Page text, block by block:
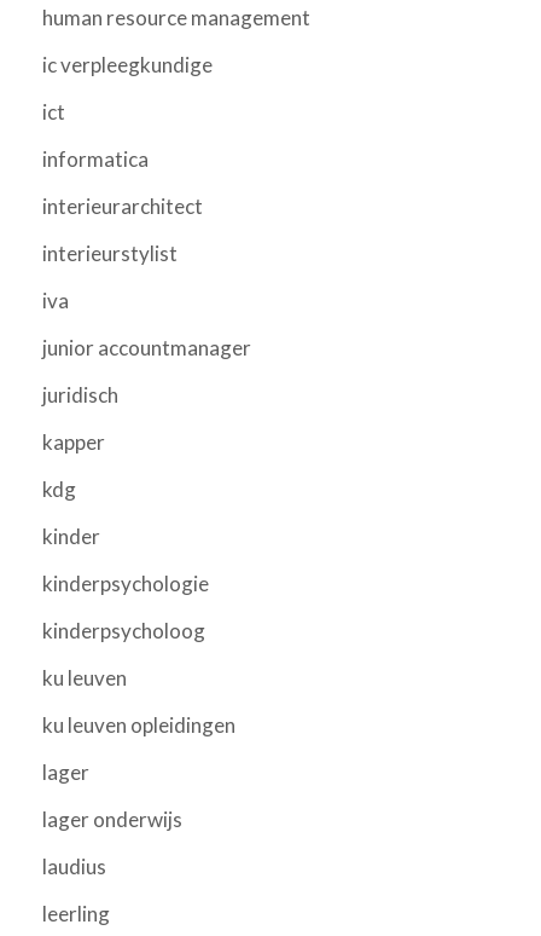
human resource management
ic verpleegkundige
ict
informatica
interieurarchitect
interieurstylist
iva
junior accountmanager
juridisch
kapper
kdg
kinder
kinderpsychologie
kinderpsycholoog
ku leuven
ku leuven opleidingen
lager
lager onderwijs
laudius
leerling